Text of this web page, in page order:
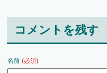
コメントを残す
名前 (必須)